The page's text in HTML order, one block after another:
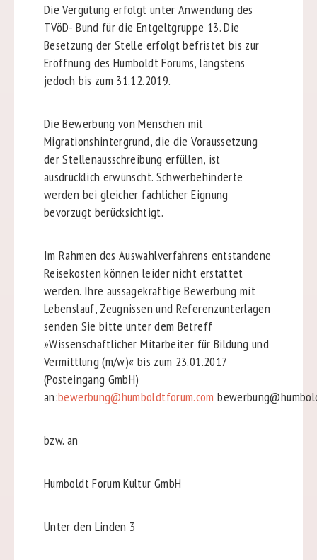
Die Vergütung erfolgt unter Anwendung des
TVöD- Bund für die Entgeltgruppe 13. Die
Besetzung der Stelle erfolgt befristet bis zur
Eröffnung des Humboldt Forums, längstens
jedoch bis zum 31.12.2019.
Die Bewerbung von Menschen mit
Migrationshintergrund, die die Voraussetzung
der Stellenausschreibung erfüllen, ist
ausdrücklich erwünscht. Schwerbehinderte
werden bei gleicher fachlicher Eignung
bevorzugt berücksichtigt.
Im Rahmen des Auswahlverfahrens entstandene
Reisekosten können leider nicht erstattet
werden. Ihre aussagekräftige Bewerbung mit
Lebenslauf, Zeugnissen und Referenzunterlagen
senden Sie bitte unter dem Betreff
»Wissenschaftlicher Mitarbeiter für Bildung und
Vermittlung (m/w)« bis zum 23.01.2017
(Posteingang GmbH)
an:bewerbung@humboldtforum.com
bzw. an
Humboldt Forum Kultur GmbH
Unter den Linden 3